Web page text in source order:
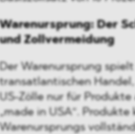
Der
Zollvermeidung
Der Warenursprung
transatlantischen
Zölle nur für
„made in USA“.